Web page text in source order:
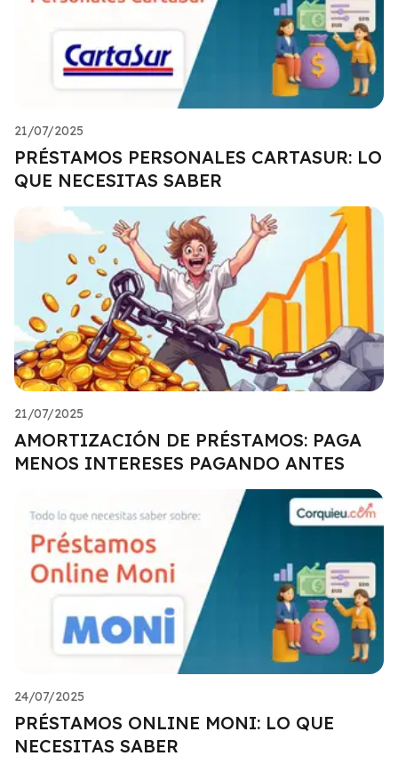
21/07/2025
PRÉSTAMOS PERSONALES CARTASUR: LO
QUE NECESITAS SABER
21/07/2025
AMORTIZACIÓN DE PRÉSTAMOS: PAGA
MENOS INTERESES PAGANDO ANTES
24/07/2025
PRÉSTAMOS ONLINE MONI: LO QUE
NECESITAS SABER